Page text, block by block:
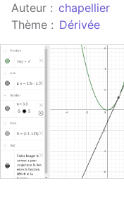
Classe GeoGebra
Auteur : chapellier
Thème : Dérivée